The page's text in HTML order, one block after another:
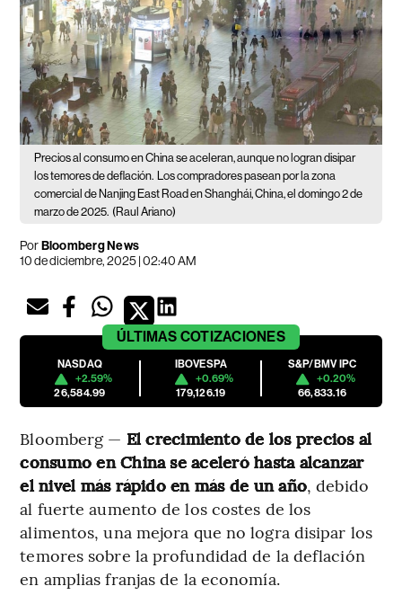
Precios al consumo en China se aceleran, aunque no logran disipar
los temores de deflación. Los compradores pasean por la zona
comercial de Nanjing East Road en Shanghái, China, el domingo 2 de
marzo de 2025. (Raul Ariano)
PorBloomberg News
10 de diciembre, 2025 | 02:40 AM
ÚLTIMAS COTIZACIONES
NASDAQ
+2.59%
26,584.99
IBOVESPA
+0.69%
179,126.19
S&P/BMV IPC
+0.20%
66,833.16
Bloomberg — El crecimiento de los precios al
consumo en China se aceleró hasta alcanzar
el nivel más rápido en más de un año, debido
al fuerte aumento de los costes de los
alimentos, una mejora que no logra disipar los
temores sobre la profundidad de la deflación
en amplias franjas de la economía.